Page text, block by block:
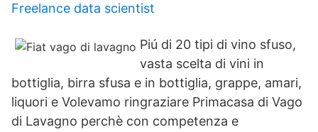
Freelance data scientist
Piú di 20 tipi di vino sfuso,
vasta scelta di vini in
bottiglia, birra sfusa e in bottiglia, grappe, amari,
liquori e Volevamo ringraziare Primacasa di Vago
di Lavagno perchè con competenza e